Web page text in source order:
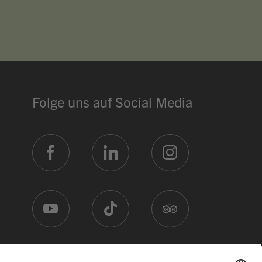
Folge uns auf Social Media
Réception
Mercato
Piazza
Bar Baulüüt
Sportarena
Jugendbeiz G10
Welche Weiterbildungen bietet ihr